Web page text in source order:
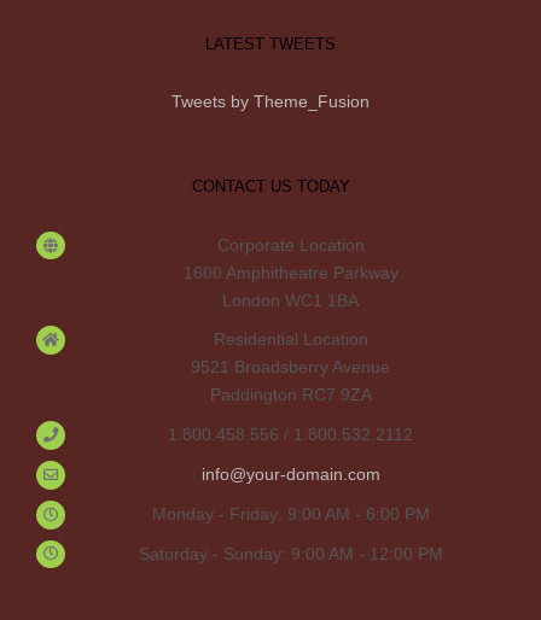
LATEST TWEETS
Tweets by Theme_Fusion
CONTACT US TODAY
Corporate Location
1600 Amphitheatre Parkway
London WC1 1BA
Residential Location
9521 Broadsberry Avenue
Paddington RC7 9ZA
1.800.458.556 / 1.800.532.2112
info@your-domain.com
Monday - Friday: 9:00 AM - 6:00 PM
Saturday - Sunday: 9:00 AM - 12:00 PM